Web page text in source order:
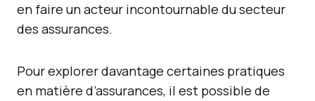
en faire un acteur incontournable du secteur
des assurances.
Pour explorer davantage certaines pratiques
en matière d’assurances, il est possible de